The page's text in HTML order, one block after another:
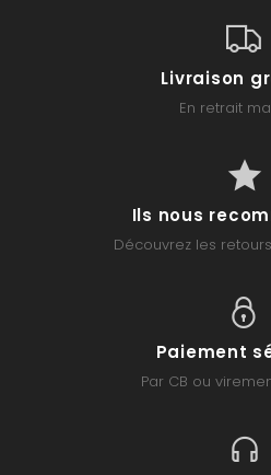
Livraison
En retrait
Ils nous
Découvrez les
Paiement
Par CB ou